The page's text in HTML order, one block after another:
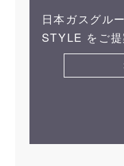
日本ガスグル
STYLE をご提